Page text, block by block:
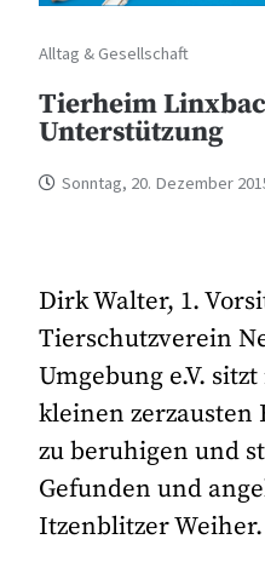
Alltag & Gesellschaft
Tierheim
Unterstützung
Sonntag, 20. Dezember
Dirk Walter, 1.
Tierschutzverein
Umgebung e.V.
kleinen
zu beruhigen und
Gefunden und
Itzenblitzer Weiher.